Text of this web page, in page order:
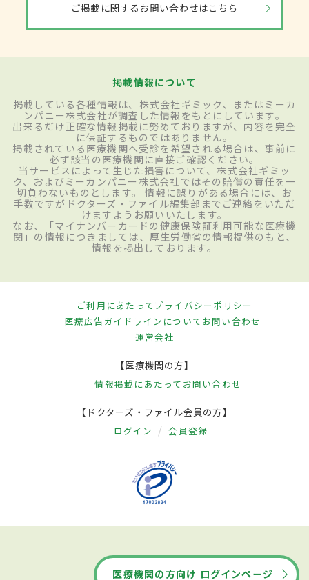
ご掲載に関するお問い合わせはこちら
掲載情報について
掲載している各種情報は、株式会社ギミック、またはミーカ
ンパニー株式会社が調査した情報をもとにしています。
出来るだけ正確な情報掲載に努めておりますが、内容を完全
に保証するものではありません。
掲載されている医療機関へ受診を希望される場合は、事前に
必ず該当の医療機関に直接ご確認ください。
当サービスによって生じた損害について、株式会社ギミッ
ク、およびミーカンパニー株式会社ではその賠償の責任を一
切負わないものとします。 情報に誤りがある場合には、お
手数ですがドクターズ・ファイル編集部までご連絡をいただ
けますようお願いいたします。
なお、「マイナンバーカードの健康保険証利用可能な医療機
関」の情報につきましては、厚生労働省の情報提供のもと、
情報を掲出しております。
ご利用にあたってプライバシーポリシー
医療広告ガイドラインについてお問い合わせ
運営会社
【医療機関の方】
情報掲載にあたって お問い合わせ
【ドクターズ・ファイル会員の方】
ログイン 会員登録
医療機関の方向け ログインページ